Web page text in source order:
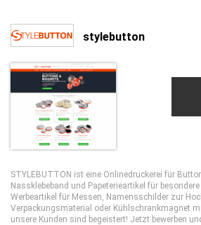
stylebutton
STYLEBUTTON ist eine Onlinedruckerei für
Nassklebeband und Papeterieartikel für
Werbeartikel für Messen, Namensschilder zur
Verpackungsmaterial oder Kühlschrankmagnet
unsere Kunden sind begeistert! Jetzt bewerben